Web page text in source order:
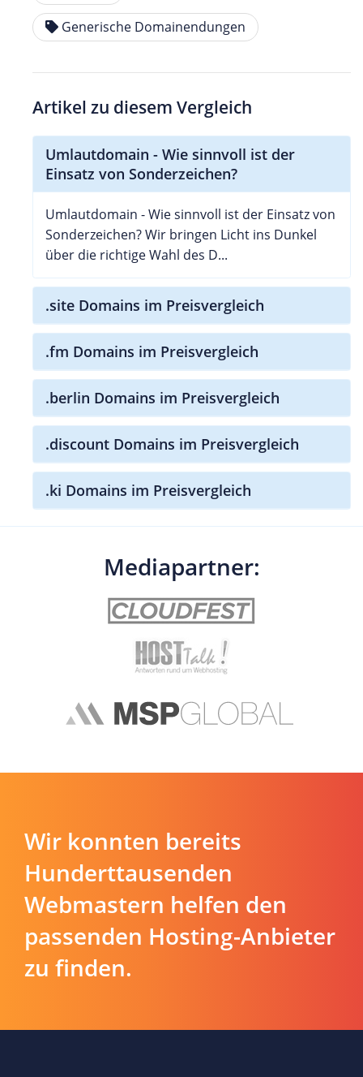
Generische Domainendungen
Artikel zu diesem Vergleich
Umlautdomain - Wie sinnvoll ist der
Einsatz von Sonderzeichen?
Umlautdomain - Wie sinnvoll ist der Einsatz von
Sonderzeichen? Wir bringen Licht ins Dunkel
über die richtige Wahl des D...
.site Domains im Preisvergleich
.fm Domains im Preisvergleich
.berlin Domains im Preisvergleich
.discount Domains im Preisvergleich
.ki Domains im Preisvergleich
Mediapartner:
Wir konnten bereits
Hunderttausenden
Webmastern helfen den
passenden Hosting-Anbieter
zu finden.